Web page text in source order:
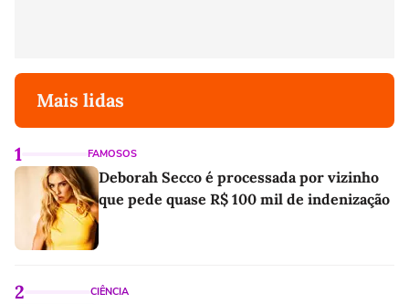
Mais lidas
1 FAMOSOS
Deborah Secco é processada por vizinho
que pede quase R$ 100 mil de indenização
2 CIÊNCIA